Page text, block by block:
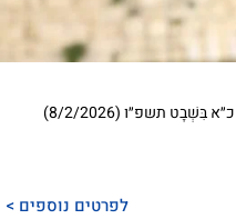
טקס השבעה למחנה שמונים ביום ראשון כ״א בִּשְׁבָט תשפ״ו (8/2/2026)
לפרטים נוספים >